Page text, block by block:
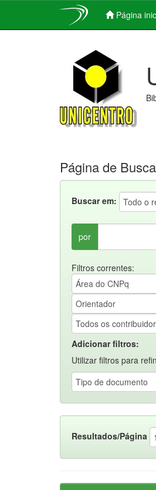
Página
Página de Busca
Buscar em:
por
Filtros correntes:
Adicionar filtros:
Utilizar filtros para
Resultados/Página